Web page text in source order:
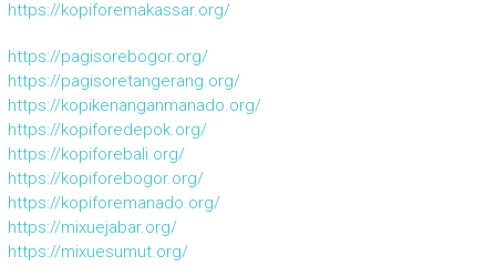
https://kopiforemakassar.org/
https://pagisorebogor.org/
https://pagisoretangerang.org/
https://kopikenanganmanado.org/
https://kopiforedepok.org/
https://kopiforebali.org/
https://kopiforebogor.org/
https://kopiforemanado.org/
https://mixuejabar.org/
https://mixuesumut.org/